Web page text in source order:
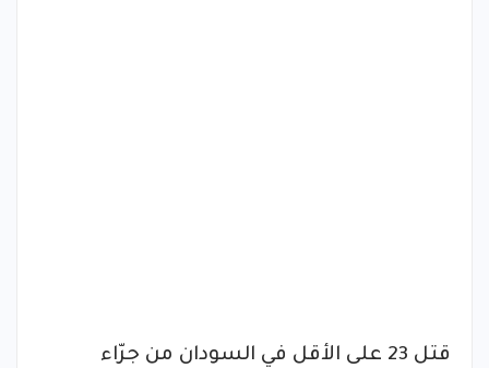
قتل 23 على الأقل في السودان من جرّاء